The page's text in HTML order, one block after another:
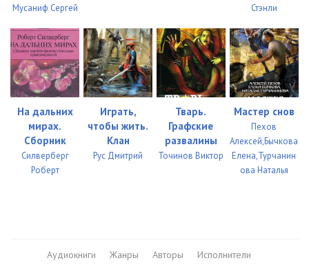
Мусаниф Сергей
Стэнли
На дальних
мирах.
Сборник
Силверберг
Роберт
Играть,
чтобы жить.
Клан
Рус Дмитрий
Тварь.
Графские
развалины
Точинов Виктор
Мастер снов
Пехов
Алексей,Бычкова
Елена,Турчанин
ова Наталья
Аудиокниги Жанры Авторы Исполнители